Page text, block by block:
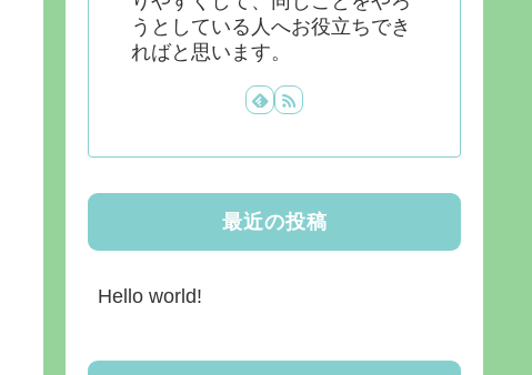
うとしている人へお役立ちでき
ればと思います。
最近の投稿
Hello world!